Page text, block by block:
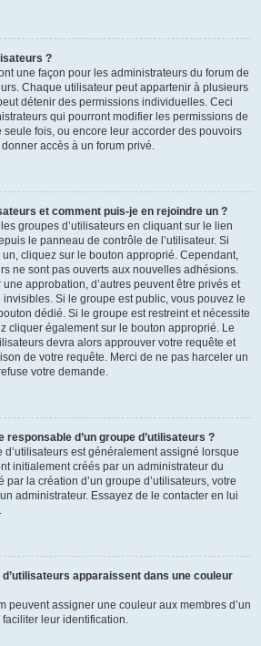
?
une façon pour les administrateurs du forum de
Chaque utilisateur peut appartenir à plusieurs
détenir des permissions individuelles. Ceci
qui pourront modifier les permissions de
fois, ou encore leur accorder des pouvoirs
accès à un forum privé.
et comment puis-je en rejoindre un ?
groupes d’utilisateurs en cliquant sur le lien
le panneau de contrôle de l’utilisateur. Si
cliquez sur le bouton approprié. Cependant,
ne sont pas ouverts aux nouvelles adhésions.
approbation, d’autres peuvent être privés et
invisibles. Si le groupe est public, vous pouvez le
dédié. Si le groupe est restreint et nécessite
cliquer également sur le bouton approprié. Le
devra alors approuver votre requête et
de votre requête. Merci de ne pas harceler un
votre demande.
d’un groupe d’utilisateurs ?
d’utilisateurs est généralement assigné lorsque
initialement créés par un administrateur du
par la création d’un groupe d’utilisateurs, votre
administrateur. Essayez de le contacter en lui
apparaissent dans une couleur
peuvent assigner une couleur aux membres d’un
leur identification.